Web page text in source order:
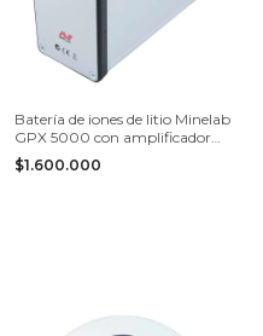
Batería de iones de litio Minelab
GPX 5000 con amplificador
incorporado
$1.600.000